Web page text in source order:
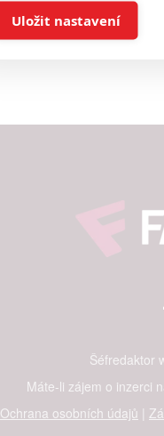
Šéfredaktor
Máte-li zájem o inzerci
Ochrana osobních údajů |
Ukládání a/nebo
služeb
možnost: Zajištění
Poskytování a
Uložit nastavení